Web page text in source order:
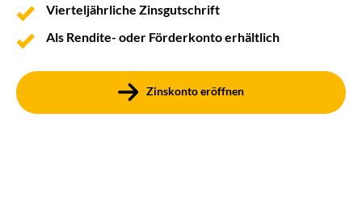
Vierteljährliche Zinsgutschrift
Als Rendite- oder Förderkonto erhältlich
Zinskonto eröffnen